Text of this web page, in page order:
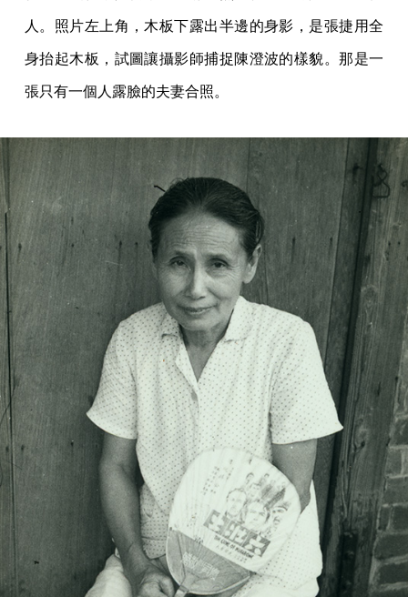
人。照片左上角，木板下露出半邊的身影，是張捷用全
身抬起木板，試圖讓攝影師捕捉陳澄波的樣貌。那是一
張只有一個人露臉的夫妻合照。